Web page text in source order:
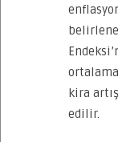
kira
edilir.